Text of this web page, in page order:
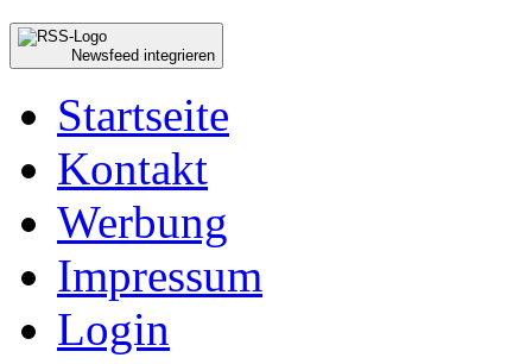
Newsfeed integrieren
Startseite
Kontakt
Werbung
Impressum
Login